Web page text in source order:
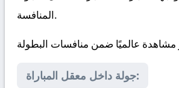
المنافسة.
مشاهدة عالميًا ضمن منافسات البطولة
جولة داخل معقل المباراة: